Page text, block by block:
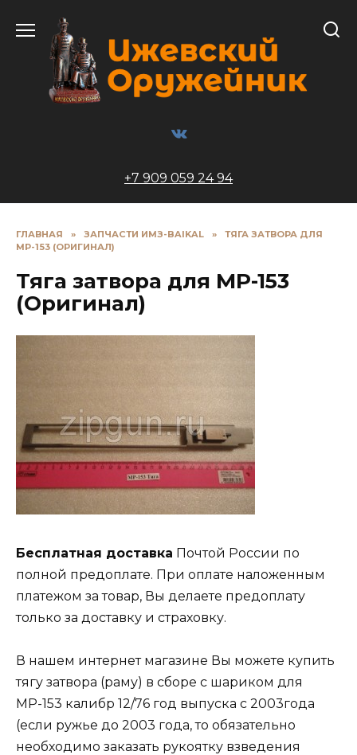
содержанию
+7 909 059 24 94
ГЛАВНАЯ » ЗАПЧАСТИ ИМЗ-BAIKAL »
ТЯГА ЗАТВОРА ДЛЯ
МР-153 (ОРИГИНАЛ)
Тяга затвора для МР-153
(Оригинал)
Бесплатная доставка Почтой России по
полной предоплате. При оплате наложенным
платежом за товар, Вы делаете предоплату
только за доставку и страховку.
В нашем интернет магазине Вы можете купить
тягу затвора (раму) в сборе с шариком для
МР-153 калибр 12/76 год выпуска с 2003года
(если ружье до 2003 года, то обязательно
необходимо заказать рукоятку взведения